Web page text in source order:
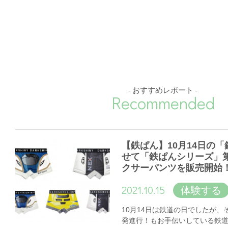
- おすすめレポート -
Recommended
【鉄ぱん】10月14日の
せて「鉄ぱんシリーズ」
クサーパンツを販売開始
2021.10.15 体験する
10月14日は鉄道の日でしたが、
発進行！もお手伝いしている鉄